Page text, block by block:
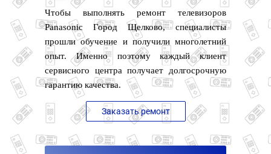
Чтобы выполнять ремонт телевизоров
Panasonic Город Щелково, специалисты
прошли обучение и получили многолетний
опыт. Именно поэтому каждый клиент
сервисного центра получает долгосрочную
гарантию качества.
Заказать ремонт